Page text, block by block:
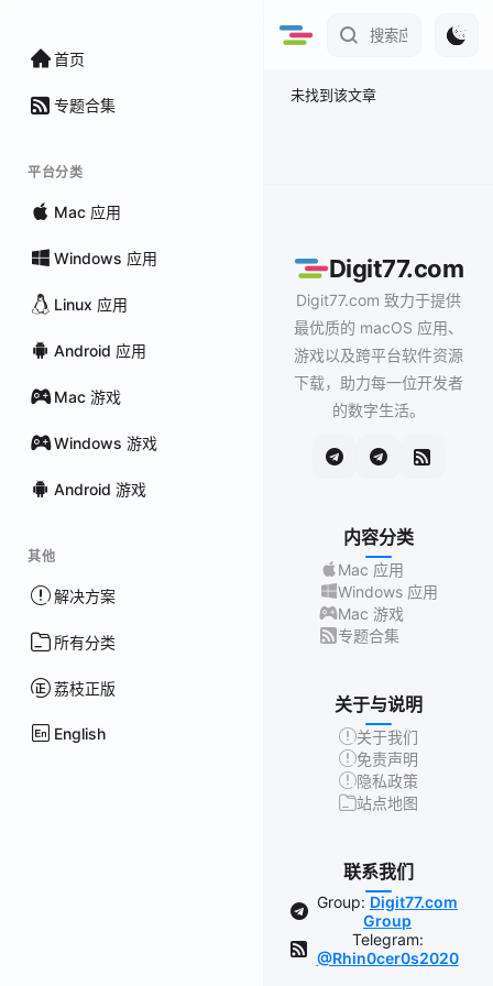
首页
专题合集
平台分类
Mac 应用
Windows 应用
Linux 应用
Android 应用
Mac 游戏
Windows 游戏
Android 游戏
其他
解决方案
所有分类
荔枝正版
English
未找到该文章
Digit77.com
Digit77.com 致力于提供
最优质的 macOS 应用、
游戏以及跨平台软件资源
下载，助力每一位开发者
的数字生活。
内容分类
Mac 应用
Windows 应用
Mac 游戏
专题合集
关于与说明
关于我们
免责声明
隐私政策
站点地图
联系我们
Group: Digit77.com
Group
Telegram:
@Rhin0cer0s2020